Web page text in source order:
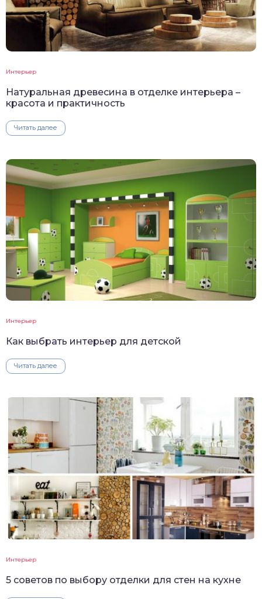
Интерьер
Натуральная древесина в отделке интерьера –
красота и практичность
Читать далее
Интерьер
Как выбрать интерьер для детской
Читать далее
Интерьер
5 советов по выбору отделки для стен на кухне